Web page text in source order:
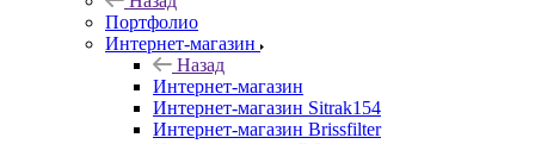
Портфолио
Интернет-магазин
Назад
Интернет-магазин
Интернет-магазин Sitrak154
Интернет-магазин Brissfilter